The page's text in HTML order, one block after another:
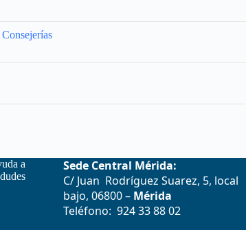
a
Sede Central Mérida:
C/ Juan Rodríguez Suarez, 5, local
bajo, 06800 – Mérida
Teléfono: 924 33 88 02